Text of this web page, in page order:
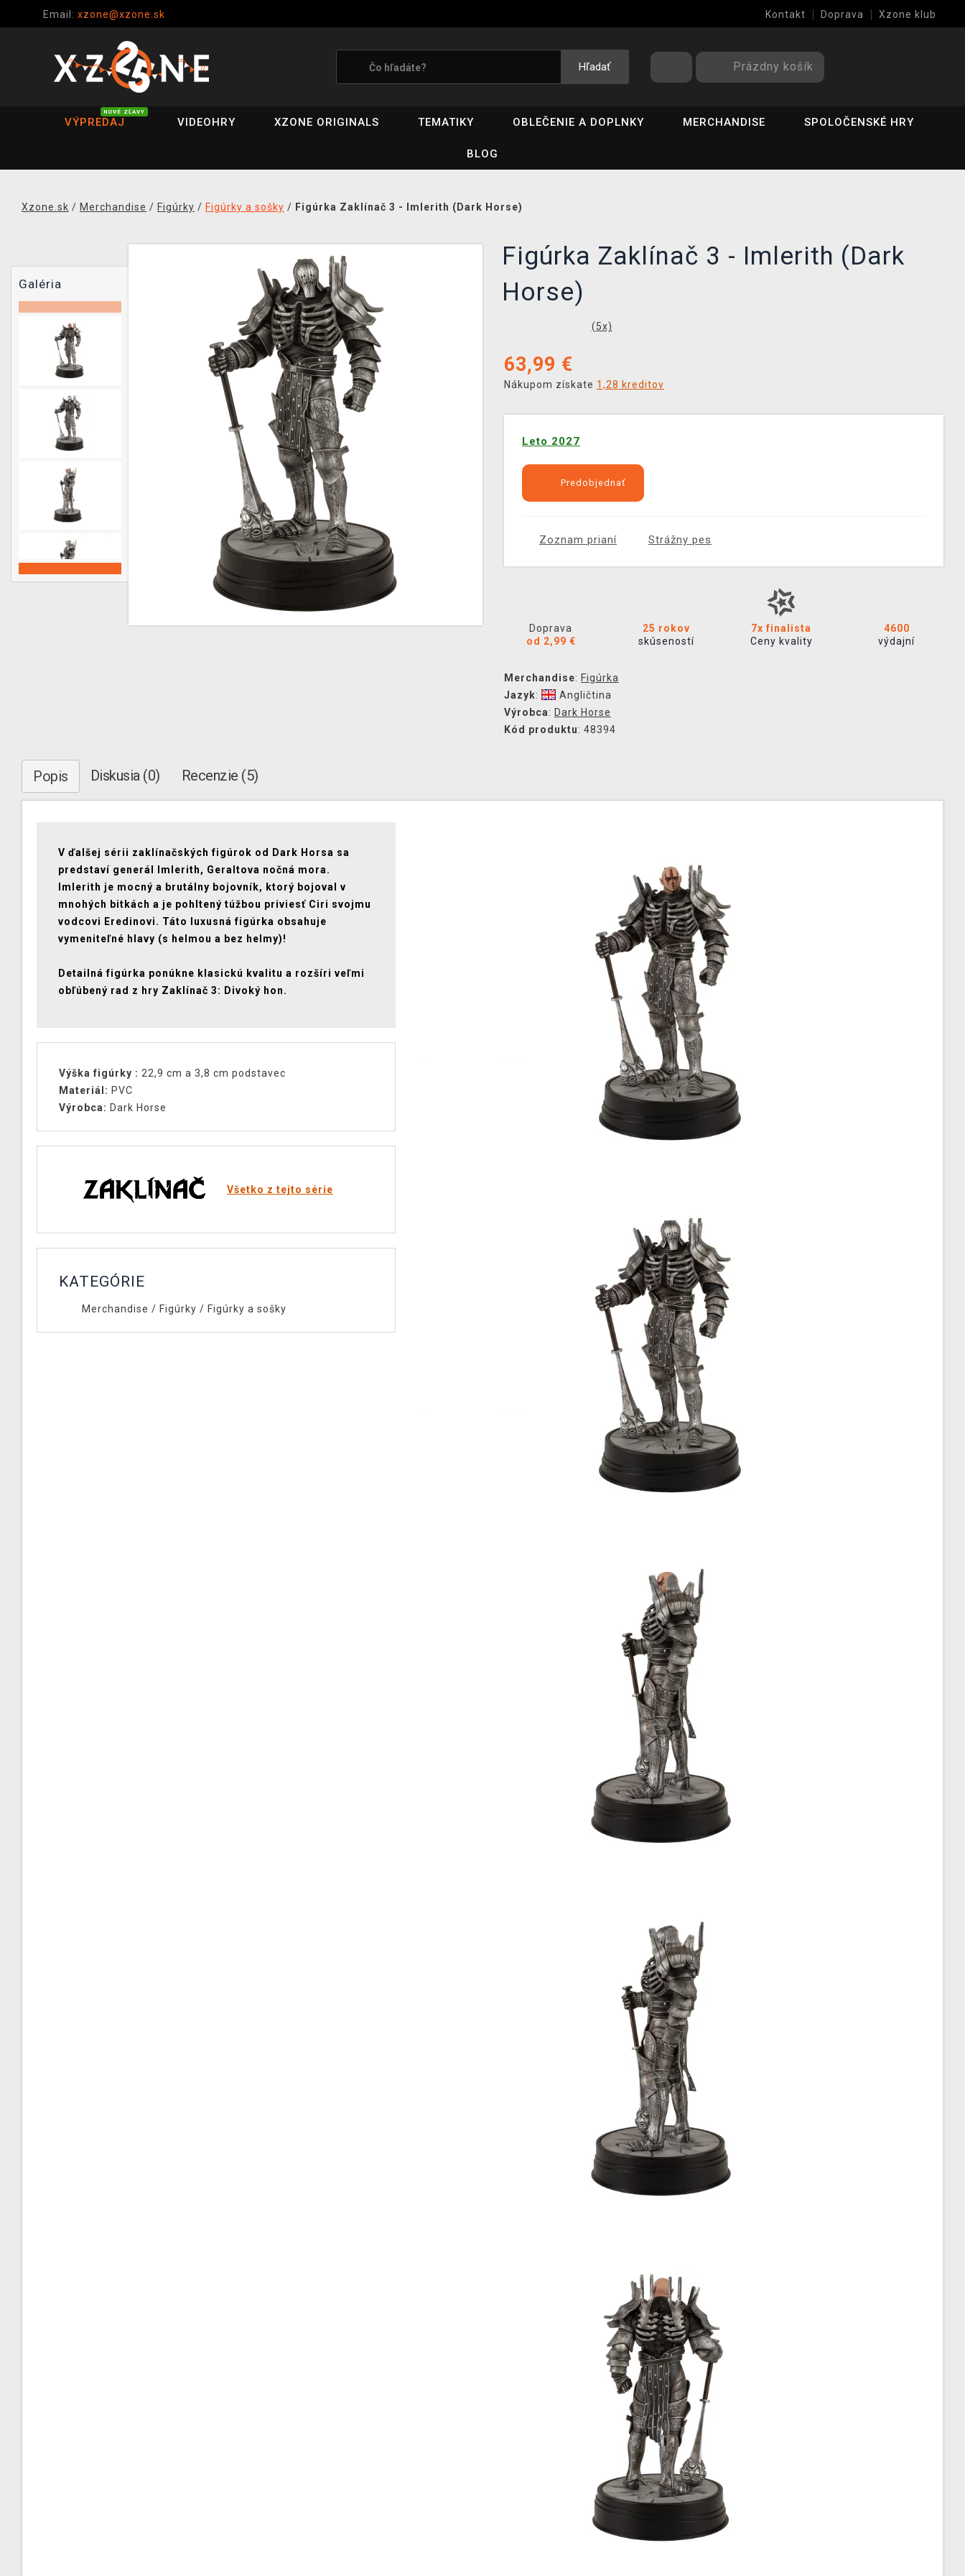
Email: xzone@xzone.sk Kontakt Doprava Xzone klub
Hľadať Prázdny košík
VÝPREDAJ
NOVÉ ZĽAVY
VIDEOHRY XZONE ORIGINALS TEMATIKY OBLEČENIE A DOPLNKY MERCHANDISE SPOLOČENSKÉ HRY
BLOG
Xzone.sk / Merchandise / Figúrky / Figúrky a sošky / Figúrka Zaklínač 3 - Imlerith (Dark Horse)
Galéria
Figúrka Zaklínač 3 - Imlerith (Dark
Horse)
(5x)
63,99 €
Nákupom získate 1,28 kreditov
Leto 2027
Predobjednať
Zoznam prianí Strážny pes
Doprava
od 2,99 €
25 rokov
skúseností
7x finalista
Ceny kvality
4600
výdajní
Merchandise: Figúrka
Jazyk:
Angličtina
Výrobca: Dark Horse
Kód produktu: 48394
Popis Diskusia (0) Recenzie (5)
V ďalšej sérii zaklínačských figúrok od Dark Horsa sa
predstaví generál Imlerith, Geraltova nočná mora.
Imlerith je mocný a brutálny bojovník, ktorý bojoval v
mnohých bitkách a je pohltený túžbou priviesť Ciri svojmu
vodcovi Eredinovi. Táto luxusná figúrka obsahuje
vymeniteľné hlavy (s helmou a bez helmy)!
Detailná figúrka ponúkne klasickú kvalitu a rozšíri veľmi
obľúbený rad z hry Zaklínač 3: Divoký hon.
Výška figúrky : 22,9 cm a 3,8 cm podstavec
Materiál: PVC
Výrobca: Dark Horse
Všetko z tejto série
KATEGÓRIE
Merchandise / Figúrky / Figúrky a sošky